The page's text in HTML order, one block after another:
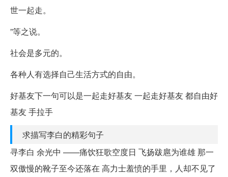
世一起走。
”等之说。
社会是多元的。
各种人有选择自己生活方式的自由。
好基友下一句可以是一起走好基友 一起走好基友 都自由好
基友 手拉手
求描写李白的精彩句子
寻李白 余光中 ——痛饮狂歌空度日 飞扬跋扈为谁雄 那一
双傲慢的靴子至今还落在 高力士羞愤的手里，人却不见了